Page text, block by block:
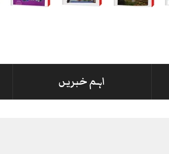
اہم خبریں